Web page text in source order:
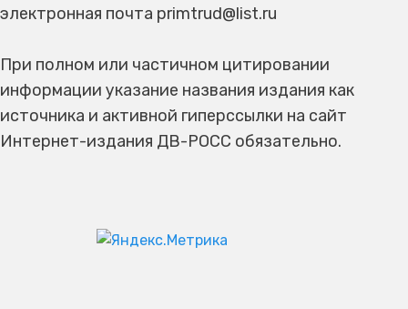
электронная почта primtrud@list.ru
При полном или частичном цитировании
информации указание названия издания как
источника и активной гиперссылки на сайт
Интернет-издания ДВ-РОСС обязательно.